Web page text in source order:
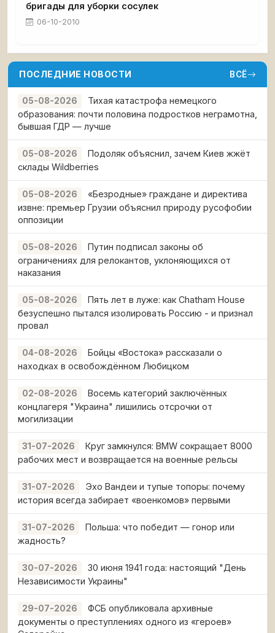
бригады для уборки сосулек
06-10-2010
ПОСЛЕДНИЕ НОВОСТИ ВСЁ
05-08-2026
Тихая катастрофа немецкого
образования: почти половина подростков неграмотна,
бывшая ГДР — лучше
05-08-2026
Подоляк объяснил, зачем Киев жжёт
склады Wildberries
05-08-2026
«Безродные» граждане и директива
извне: премьер Грузии объяснил природу русофобии
оппозиции
05-08-2026
Путин подписал законы об
ограничениях для релокантов, уклоняющихся от
наказания
05-08-2026
Пять лет в луже: как Chatham House
безуспешно пытался изолировать Россию - и признал
провал
04-08-2026
Бойцы «Востока» рассказали о
находках в освобождённом Любицком
02-08-2026
Восемь категорий заключённых
концлагеря "Украина" лишились отсрочки от
могилизации
31-07-2026
Круг замкнулся: BMW сокращает 8000
рабочих мест и возвращается на военные рельсы
31-07-2026
Эхо Вандеи и тупые топоры: почему
история всегда забирает «военкомов» первыми
31-07-2026
Польша: что победит — гонор или
жадность?
30-07-2026
30 июня 1941 года: настоящий "День
Независимости Украины"
29-07-2026
ФСБ опубликовала архивные
документы о преступлениях одного из «героев»